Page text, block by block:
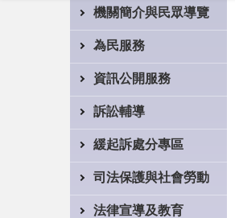
機關簡介與民眾導覽
為民服務
資訊公開服務
訴訟輔導
緩起訴處分專區
司法保護與社會勞動
法律宣導及教育